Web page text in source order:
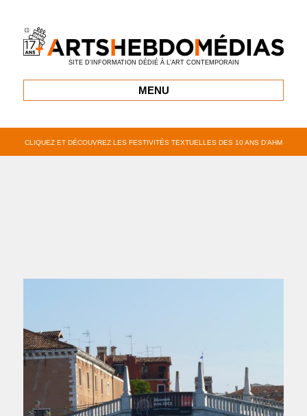
SITE D’INFORMATION DÉDIÉ À L’ART CONTEMPORAIN
MENU
CLIQUEZ ET DÉCOUVREZ LES FESTIVITÉS TEXTUELLES DES 10 ANS D’AHM